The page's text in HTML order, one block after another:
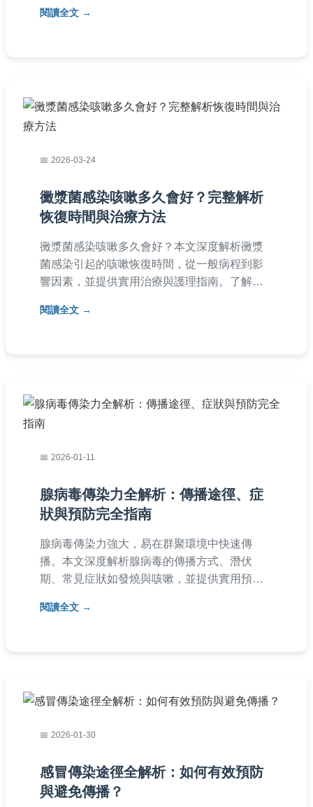
鍵休息原則。
閱讀全文
2026-03-24
黴漿菌感染咳嗽多久會好？完整解析
恢復時間與治療方法
黴漿菌感染咳嗽多久會好？本文深度解析黴漿
菌感染引起的咳嗽恢復時間，從一般病程到影
響因素，並提供實用治療與護理指南。了解如
幫助您全面掌握恢復關鍵。
閱讀全文
2026-01-11
腺病毒傳染力全解析：傳播途徑、症
狀與預防完全指南
腺病毒傳染力強大，易在群聚環境中快速傳
播。本文深度解析腺病毒的傳播方式、潛伏
期、常見症狀如發燒與咳嗽，並提供實用預防
與常見問答，幫助您全面防護，保護家人健
閱讀全文
2026-01-30
感冒傳染途徑全解析：如何有效預防
與避免傳播？